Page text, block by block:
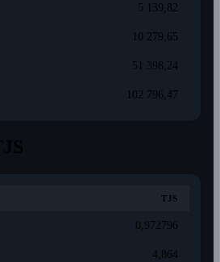
5 139,82
10 279,65
51 398,24
102 796,47
TJS
0,972796
4,864